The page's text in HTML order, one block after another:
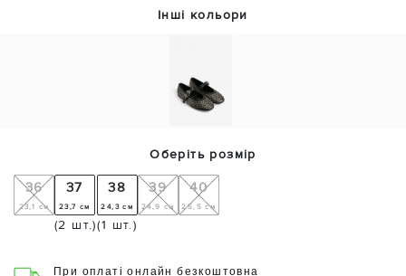
Інші кольори
Оберіть розмір
36
23,1 см
37
23,7 см
(2 шт.)
38
24,3 см
(1 шт.)
39
24,9 см
40
25,5 см
При оплаті онлайн безкоштовна